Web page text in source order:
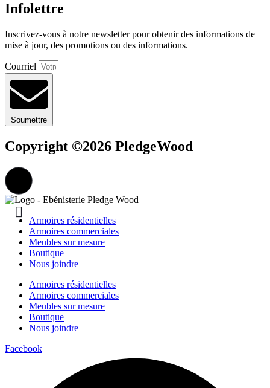
Infolettre
Inscrivez-vous à notre newsletter pour obtenir des informations de
mise à jour, des promotions ou des informations.
Courriel
Soumettre
Copyright ©2026 PledgeWood
Armoires résidentielles
Armoires commerciales
Meubles sur mesure
Boutique
Nous joindre
Armoires résidentielles
Armoires commerciales
Meubles sur mesure
Boutique
Nous joindre
Facebook